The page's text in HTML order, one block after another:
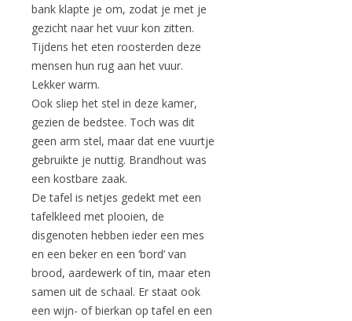
bank klapte je om, zodat je met je
gezicht naar het vuur kon zitten.
Tijdens het eten roosterden deze
mensen hun rug aan het vuur.
Lekker warm.
Ook sliep het stel in deze kamer,
gezien de bedstee. Toch was dit
geen arm stel, maar dat ene vuurtje
gebruikte je nuttig. Brandhout was
een kostbare zaak.
De tafel is netjes gedekt met een
tafelkleed met plooien, de
disgenoten hebben ieder een mes
en een beker en een ‘bord’ van
brood, aardewerk of tin, maar eten
samen uit de schaal. Er staat ook
een wijn- of bierkan op tafel en een